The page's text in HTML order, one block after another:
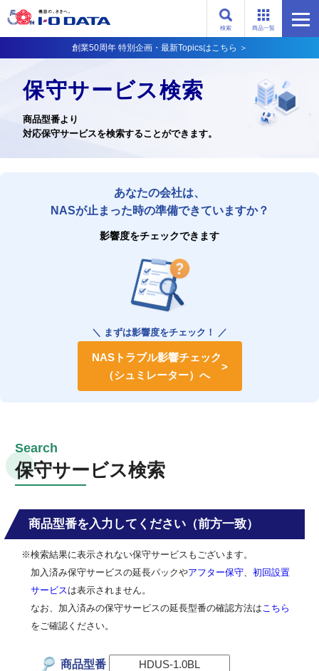
商品一覧
検索
創業50周年 特別企画・最新Topicsはこちら ＞
保守サービス検索
商品型番より
対応保守サービスを検索することができます。
あなたの会社は、
NASが止まった時の準備できていますか？
影響度をチェックできます
＼ まずは影響度をチェック！ ／
NASトラブル影響チェック
（シュミレーター）へ
保守サービス検索
商品型番を入力してください（前方一致）
※検索結果に表示されない保守サービスもございます。
加入済み保守サービスの延長パックやアフター保守
初回設置
サービス は表示されません。
なお、加入済みの保守サービスの延長型番の確認方法は こちら
をご確認ください。
商品型番